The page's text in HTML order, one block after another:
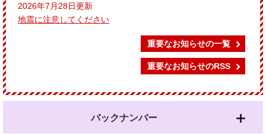
2026年7月28日更新
地震に注意してください
重要なお知らせの一覧
重要なお知らせのRSS
バックナンバー